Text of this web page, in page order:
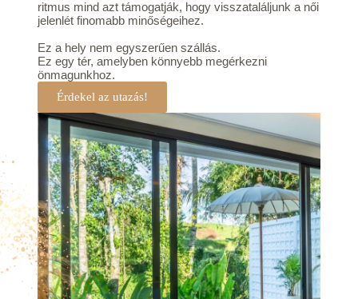
ritmus mind azt támogatják, hogy visszataláljunk a női
jelenlét finomabb minőségeihez.
Ez a hely nem egyszerűen szállás.
Ez egy tér, amelyben könnyebb megérkezni
önmagunkhoz.
Érdekel az utazás!